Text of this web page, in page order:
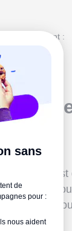
également :
?
peinture est
que si